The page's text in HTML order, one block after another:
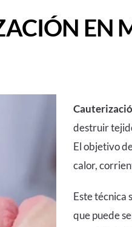
EN
destruir
El objetivo
calor,
Este técnica
que puede